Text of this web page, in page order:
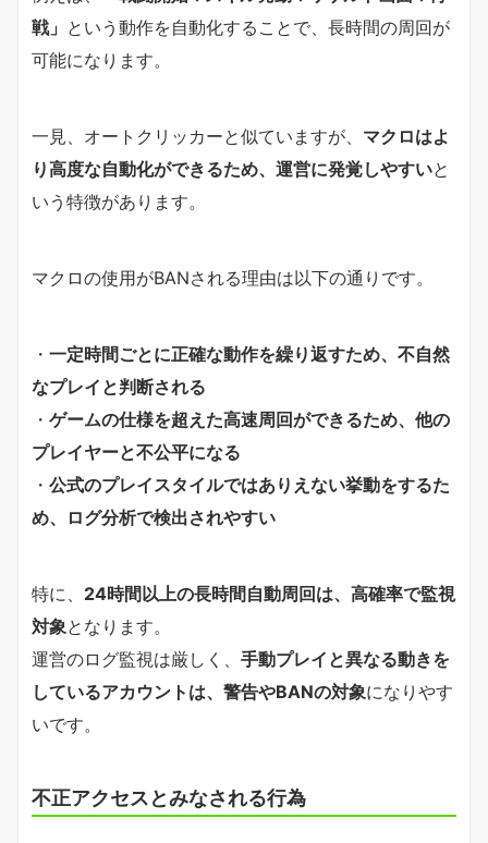
戦」 という動作を自動化することで、長時間の周回が
可能になります。
一見、オートクリッカーと似ていますが、 マクロはよ
り高度な自動化ができるため、運営に発覚しやすいと
いう特徴があります。
マクロの使用がBANされる理由は以下の通りです。
・ 一定時間ごとに正確な動作を繰り返すため、不自然
なプレイと判断される
・ ゲームの仕様を超えた高速周回ができるため、他の
プレイヤーと不公平になる
・ 公式のプレイスタイルではありえない挙動をするた
め、ログ分析で検出されやすい
特に、 24時間以上の長時間自動周回は、高確率で監視
対象となります。
運営のログ監視は厳しく、 手動プレイと異なる動きを
しているアカウントは、警告やBANの対象になりやす
いです。
不正アクセスとみなされる行為